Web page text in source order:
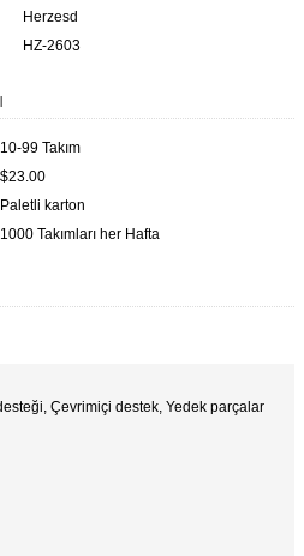
Herzesd
HZ-2603
10-99 Takım
$23.00
Paletli karton
1000 Takımları her Hafta
Çevrimiçi destek, Yedek parçalar